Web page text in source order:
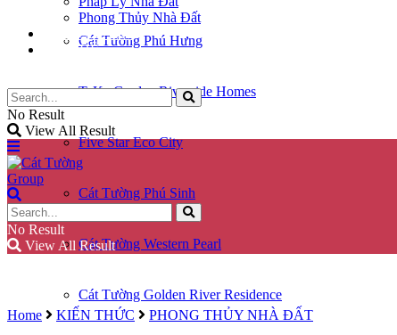
Cát Tường Phú Hưng
TaKa Garden Riverside Homes
Five Star Eco City
Cát Tường Phú Sinh
Cát Tường Western Pearl
Cát Tường Golden River Residence
Phong Thủy Nhà Đất
GÓC CHIA SẺ
LIÊN HỆ
No Result
View All Result
No Result
View All Result
Home KIẾN THỨC PHONG THỦY NHÀ ĐẤT